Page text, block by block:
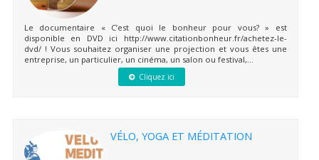
Le documentaire « C’est quoi le bonheur pour vous? » est
disponible en DVD ici http://www.citationbonheur.fr/achetez-le-
dvd/ ! Vous souhaitez organiser une projection et vous êtes une
entreprise, un particulier, un cinéma, un salon ou festival,...
Cliquez ici
VÉLO, YOGA ET MÉDITATION